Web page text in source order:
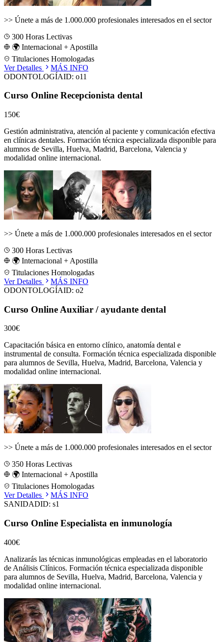
>> Únete a más de 1.000.000 profesionales interesados en el sector
300 Horas Lectivas
🌍 Internacional + Apostilla
Titulaciones Homologadas
Ver Detalles
MÁS INFO
ODONTOLOGÍAID: o11
Curso Online Recepcionista dental
150€
Gestión administrativa, atención al paciente y comunicación efectiva
en clínicas dentales. Formación técnica especializada disponible para
alumnos de Sevilla, Huelva, Madrid, Barcelona, Valencia y
modalidad online internacional.
>> Únete a más de 1.000.000 profesionales interesados en el sector
300 Horas Lectivas
🌍 Internacional + Apostilla
Titulaciones Homologadas
Ver Detalles
MÁS INFO
ODONTOLOGÍAID: o2
Curso Online Auxiliar / ayudante dental
300€
Capacitación básica en entorno clínico, anatomía dental e
instrumental de consulta. Formación técnica especializada disponible
para alumnos de Sevilla, Huelva, Madrid, Barcelona, Valencia y
modalidad online internacional.
>> Únete a más de 1.000.000 profesionales interesados en el sector
350 Horas Lectivas
🌍 Internacional + Apostilla
Titulaciones Homologadas
Ver Detalles
MÁS INFO
SANIDADID: s1
Curso Online Especialista en inmunología
400€
Analizarás las técnicas inmunológicas empleadas en el laboratorio
de Análisis Clínicos. Formación técnica especializada disponible
para alumnos de Sevilla, Huelva, Madrid, Barcelona, Valencia y
modalidad online internacional.